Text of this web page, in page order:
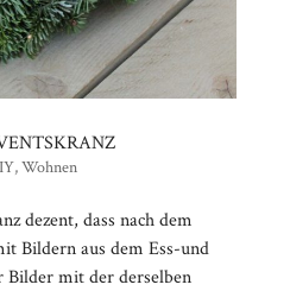
,Wohnen
dezent, dass nach dem
Bildern aus dem Ess-und
mit der derselben